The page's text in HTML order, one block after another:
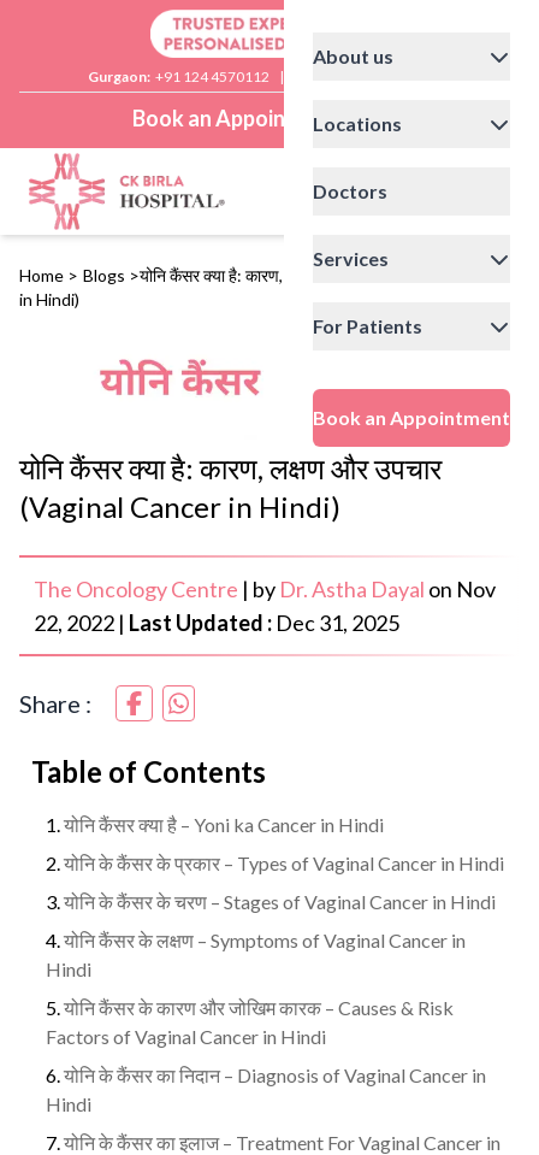
Gurgaon: +91 124 4570112 |
Book an Appointment
About us
Locations
Doctors
Services
For Patients
Book an Appointment
Home > Blogs >योनि कैंसर क्या है: कारण, लक्षण और उपचार (Vaginal Cancer
in Hindi)
योनि कैंसर क्या है: कारण, लक्षण और उपचार
(Vaginal Cancer in Hindi)
The Oncology Centre | by Dr. Astha Dayal on Nov
22, 2022 | Last Updated : Dec 31, 2025
Share :
Table of Contents
योनि कैंसर क्या है – Yoni ka Cancer in Hindi
योनि के कैंसर के प्रकार – Types of Vaginal Cancer in Hindi
योनि के कैंसर के चरण – Stages of Vaginal Cancer in Hindi
योनि कैंसर के लक्षण – Symptoms of Vaginal Cancer in
Hindi
योनि कैंसर के कारण और जोखिम कारक – Causes & Risk
Factors of Vaginal Cancer in Hindi
योनि के कैंसर का निदान – Diagnosis of Vaginal Cancer in
Hindi
योनि के कैंसर का इलाज – Treatment For Vaginal Cancer in